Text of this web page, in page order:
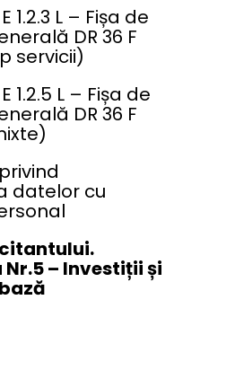
1.2.3 L – Fișa de
DR 36 F
servicii)
1.2.5 L – Fișa de
DR 36 F
datelor cu
– Investiții și